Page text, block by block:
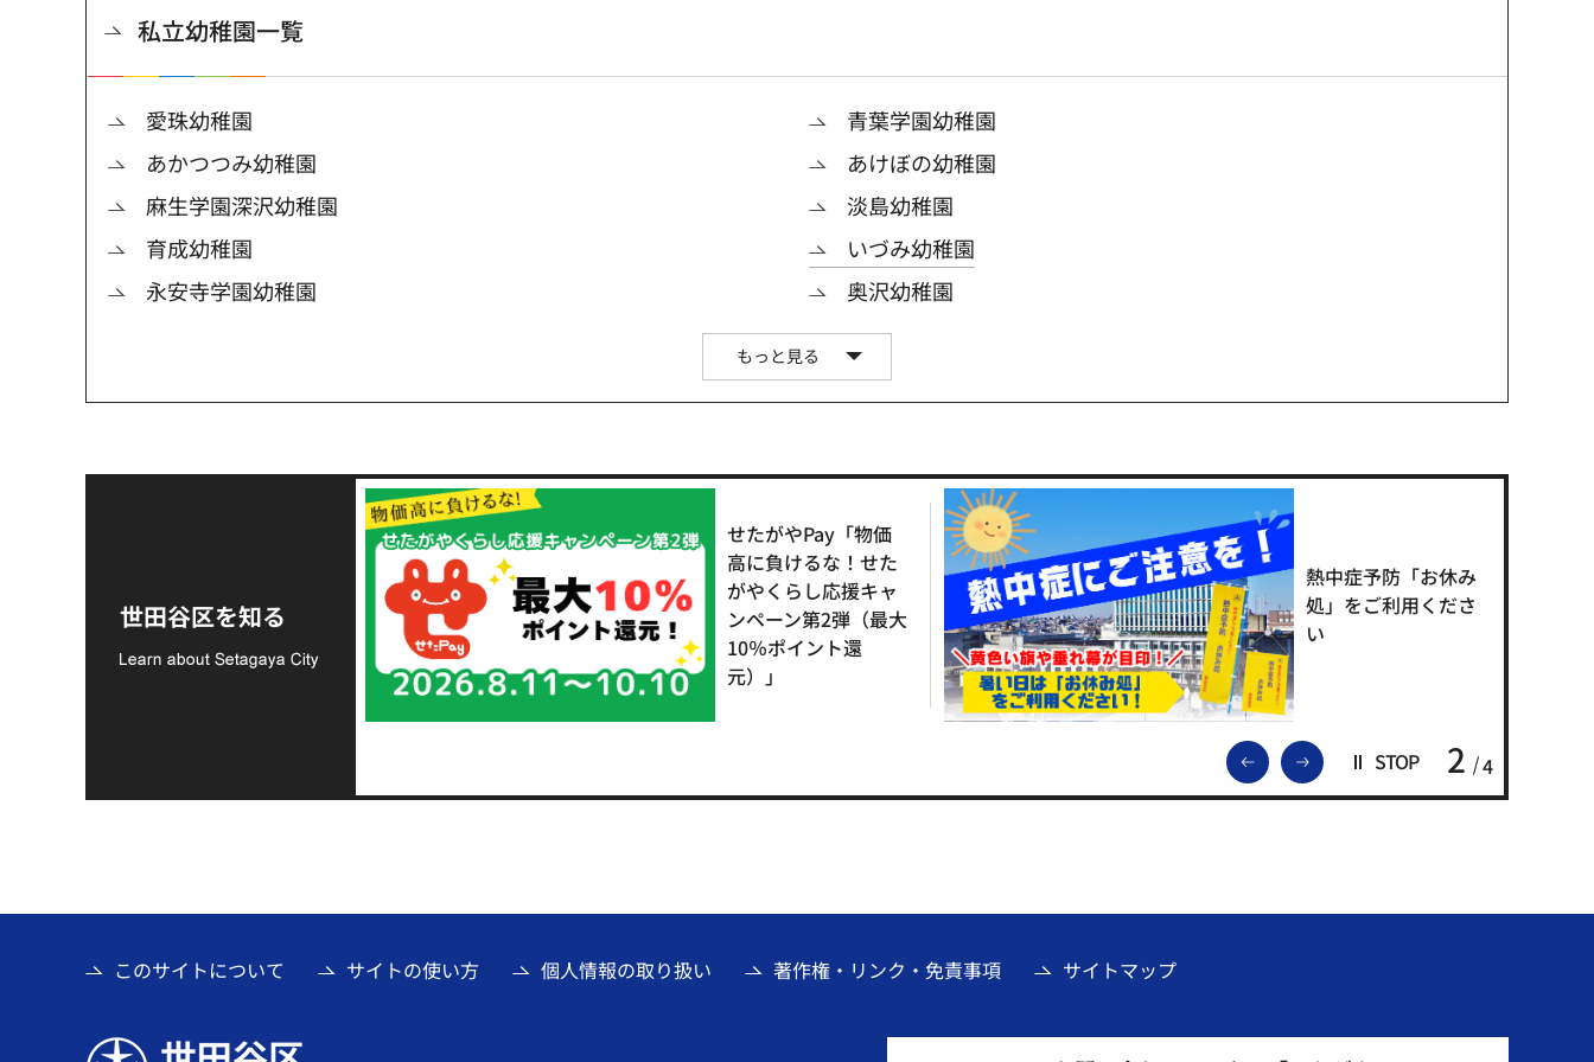
私立幼稚園一覧
愛珠幼稚園
青葉学園幼稚園
あかつつみ幼稚園
あけぼの幼稚園
麻生学園深沢幼稚園
淡島幼稚園
育成幼稚園
いづみ幼稚園
永安寺学園幼稚園
奥沢幼稚園
もっと見る
世田谷区を知る
前のスライドを表示
次のスライドを表示
STOP 2 4
支援金の募集につい
て
せたがやPay「物価
高に負けるな！せた
がやくらし応援キャ
ンペーン第2弾（最大
10％ポイント還
元）」
熱中症予防「お休み
処」をご利用くださ
い
このサイトについて サイトの使い方 個人情報の取り扱い 著作権・リンク・免責事項 サイトマップ